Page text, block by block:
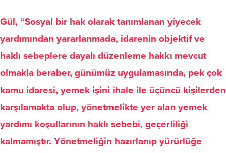
Gül, “Sosyal bir hak olarak tanımlanan yiyecek
yardımından yararlanmada, idarenin objektif ve
haklı sebeplere dayalı düzenleme hakkı mevcut
olmakla beraber, günümüz uygulamasında, pek çok
kamu idaresi, yemek işini ihale ile üçüncü kişilerden
karşılamakta olup, yönetmelikte yer alan yemek
yardımı koşullarının haklı sebebi, geçerliliği
kalmamıştır. Yönetmeliğin hazırlanıp yürürlüğe